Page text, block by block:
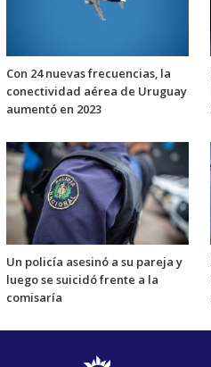
Con 24 nuevas frecuencias, la
conectividad aérea de Uruguay
aumentó en 2023
Un policía asesinó a su pareja y
luego se suicidó frente a la
comisaría